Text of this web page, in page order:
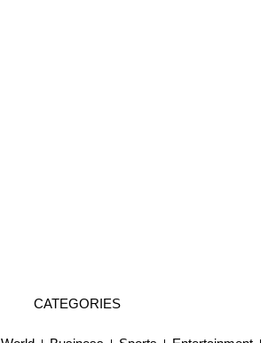
CATEGORIES